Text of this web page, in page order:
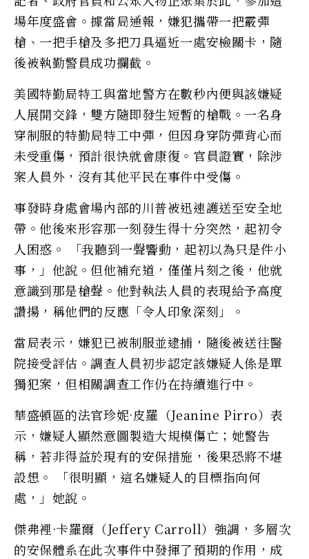
場年度盛會。據當局通報，嫌犯攜帶一把霰彈
槍、一把手槍及多把刀具逼近一處安檢關卡，隨
後被執勤警員成功攔截。
美國特勤局特工與當地警方在數秒內便與該嫌疑
人展開交鋒，雙方隨即發生短暫的槍戰。一名身
穿制服的特勤局特工中彈，但因身穿防彈背心而
未受重傷，預計很快就會康復。官員證實，除涉
案人員外，沒有其他平民在事件中受傷。
事發時身處會場內部的川普被迅速護送至安全地
帶。他後來形容那一刻發生得十分突然，起初令
人困惑。 「我聽到一聲響動，起初以為只是件小
事，」他說。但他補充道，僅僅片刻之後，他就
意識到那是槍聲。他對執法人員的表現給予高度
讚揚，稱他們的反應「令人印象深刻」。
當局表示，嫌犯已被制服並逮捕，隨後被送往醫
院接受評估。調查人員初步認定該嫌疑人係是單
獨犯案，但相關調查工作仍在持續進行中。
華盛頓區的法官珍妮·皮羅（Jeanine Pirro）表
示，嫌疑人顯然意圖製造大規模傷亡；她警告
稱，若非得益於現有的安保措施，後果恐將不堪
設想。 「很明顯，這名嫌疑人的目標指向何
處，」她說。
傑弗裡·卡羅爾（Jeffery Carroll）強調，多層次
的安保體系在此次事件中發揮了預期的作用，成